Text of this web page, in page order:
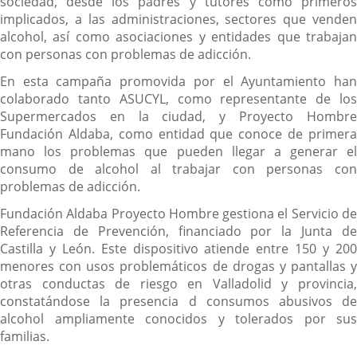
implicados, a las administraciones, sectores que venden
alcohol, así como asociaciones y entidades que trabajan
con personas con problemas de adicción.
En esta campaña promovida por el Ayuntamiento han
colaborado tanto ASUCYL, como representante de los
Supermercados en la ciudad, y Proyecto Hombre
Fundación Aldaba, como entidad que conoce de primera
mano los problemas que pueden llegar a generar el
consumo de alcohol al trabajar con personas con
problemas de adicción.
Fundación Aldaba Proyecto Hombre gestiona el Servicio de
Referencia de Prevención, financiado por la Junta de
Castilla y León. Este dispositivo atiende entre 150 y 200
menores con usos problemáticos de drogas y pantallas y
otras conductas de riesgo en Valladolid y provincia,
constatándose la presencia d consumos abusivos de
alcohol ampliamente conocidos y tolerados por sus
familias.